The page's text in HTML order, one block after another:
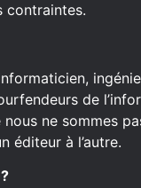
contraintes.
de
ne sommes
éditeur à l’autre.